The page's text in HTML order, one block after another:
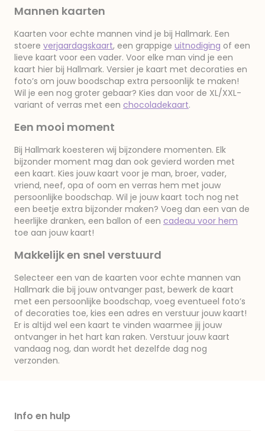
Mannen kaarten
Kaarten voor echte mannen vind je bij Hallmark. Een
stoere verjaardagskaart, een grappige uitnodiging of een
lieve kaart voor een vader. Voor elke man vind je een
kaart hier bij Hallmark. Versier je kaart met decoraties en
foto’s om jouw boodschap extra persoonlijk te maken!
Wil je een nog groter gebaar? Kies dan voor de XL/XXL-
variant of verras met een chocoladekaart.
Een mooi moment
Bij Hallmark koesteren wij bijzondere momenten. Elk
bijzonder moment mag dan ook gevierd worden met
een kaart. Kies jouw kaart voor je man, broer, vader,
vriend, neef, opa of oom en verras hem met jouw
persoonlijke boodschap. Wil je jouw kaart toch nog net
een beetje extra bijzonder maken? Voeg dan een van de
heerlijke dranken, een ballon of een cadeau voor hem
toe aan jouw kaart!
Makkelijk en snel verstuurd
Selecteer een van de kaarten voor echte mannen van
Hallmark die bij jouw ontvanger past, bewerk de kaart
met een persoonlijke boodschap, voeg eventueel foto’s
of decoraties toe, kies een adres en verstuur jouw kaart!
Er is altijd wel een kaart te vinden waarmee jij jouw
ontvanger in het hart kan raken. Verstuur jouw kaart
vandaag nog, dan wordt het dezelfde dag nog
verzonden.
Info en hulp